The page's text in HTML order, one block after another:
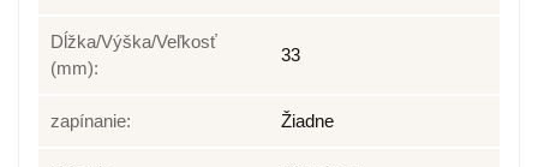
Dĺžka/Výška/Veľkosť
(mm):
33
zapínanie: Žiadne